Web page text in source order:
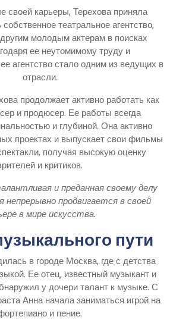
своей карьеры, Терехова приняла
театральное агентство,
молодым актерам в поисках
ее неутомимому труду и
агентство стало одним из ведущих в
отрасли.
продолжает активно работать как
и продюсер. Ее работы всегда
и глубиной. Она активно
проектах и выпускает свои фильмы
получая высокую оценку
и критиков.
и преданная своему делу
непрерывно продвигается в своей
в мире искусства.
пути
в городе Москва, где с детства
Ее отец, известный музыкант и
у дочери талант к музыке. С
Анна начала заниматься игрой на
и пение.